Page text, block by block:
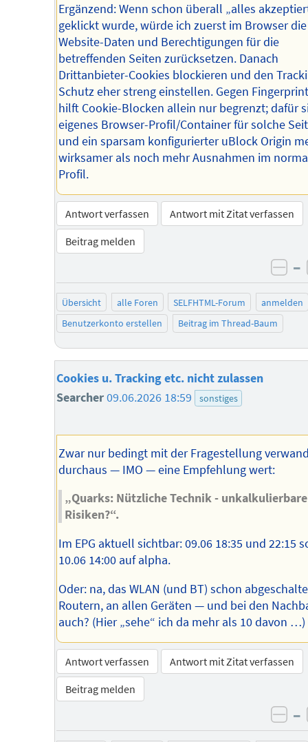
Ergänzend: Wenn schon überall „alles
geklickt wurde, würde ich zuerst im Browser die
Website-Daten und Berechtigungen für die
betreffenden Seiten zurücksetzen. Danach
Drittanbieter-Cookies blockieren und den
Schutz eher streng einstellen. Gegen
hilft Cookie-Blocken allein nur begrenzt; dafür
eigenes Browser-Profil/Container für solche
und ein sparsam konfigurierter uBlock Origin
wirksamer als noch mehr Ausnahmen im
Profil.
Antwort verfassen
Antwort mit Zitat verfassen
Beitrag melden
–
Übersicht alle Foren SELFHTML-Forum
anmelden
Benutzerkonto erstellen
Beitrag im Thread-Baum
Cookies u. Tracking etc. nicht zulassen
Searcher09.06.2026 18:59 sonstiges
Zwar nur bedingt mit der Fragestellung
durchaus — IMO — eine Empfehlung wert:
„Quarks: Nützliche Technik - unkalkulierbare
Risiken?“.
Im EPG aktuell sichtbar: 09.06 18:35 und 22:15
10.06 14:00 auf alpha.
Oder: na, das WLAN (und BT) schon
Routern, an allen Geräten — und bei den
auch? (Hier „sehe“ ich da mehr als 10 davon …)
Antwort verfassen
Antwort mit Zitat verfassen
Beitrag melden
–